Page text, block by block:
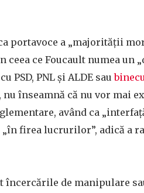
portavoce a „majorităţii
ceea ce Foucault numea un
PSD, PNL şi ALDE sau
nu înseamnă că nu vor mai
având ca
firea lucrurilor”, adică a
încercările de manipulare